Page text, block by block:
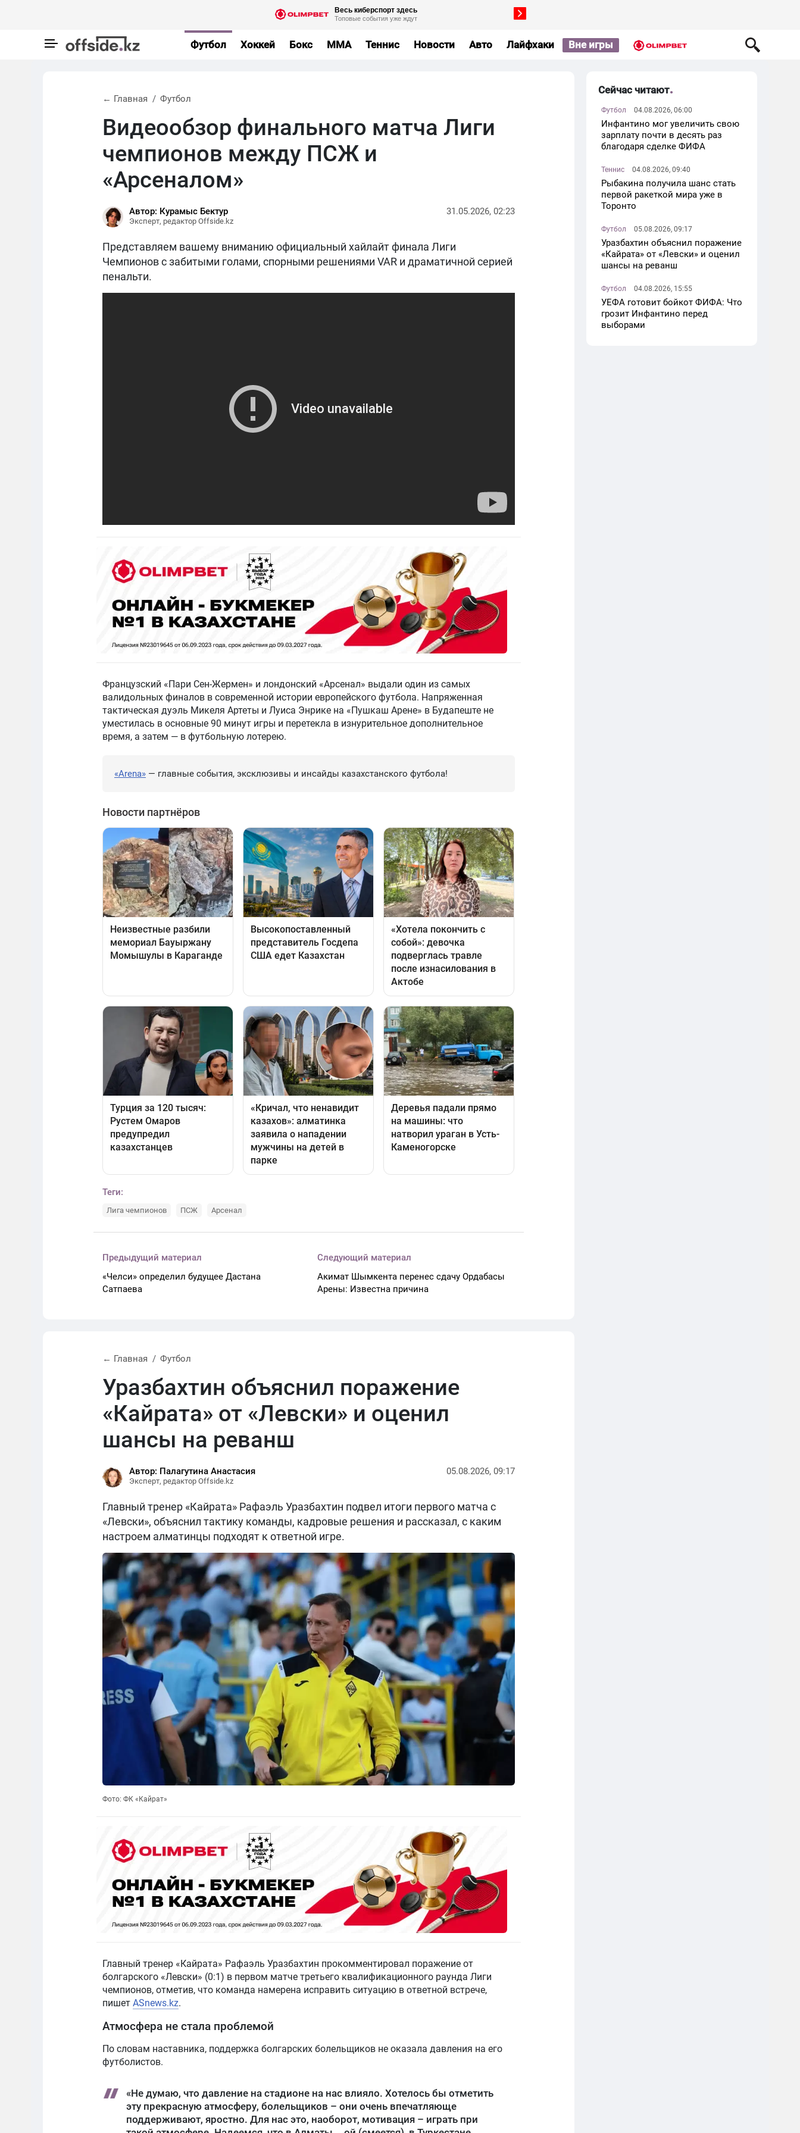
Футбол Хоккей Бокс MMA Теннис Новости Авто Лайфхаки Вне игры
← Главная Футбол
Видеообзор финального матча Лиги
чемпионов между ПСЖ и
«Арсеналом»
Автор: Курамыс Бектур
Эксперт, редактор Offside.kz
31.05.2026, 02:23
Представляем вашему вниманию официальный хайлайт финала Лиги
Чемпионов с забитыми голами, спорными решениями VAR и драматичной серией
пенальти.
Французский «Пари Сен-Жермен» и лондонский «Арсенал» выдали один из самых
валидольных финалов в современной истории европейского футбола. Напряженная
тактическая дуэль Микеля Артеты и Луиса Энрике на «Пушкаш Арене» в Будапеште не
уместилась в основные 90 минут игры и перетекла в изнурительное дополнительное
время, а затем — в футбольную лотерею.
«Arena» — главные события, эксклюзивы и инсайды казахстанского футбола!
Теги:
Лига чемпионов ПСЖ Арсенал
Предыдущий материал
«Челси» определил будущее Дастана
Сатпаева
Следующий материал
Акимат Шымкента перенес сдачу Ордабасы
Арены: Известна причина
← Главная Футбол
Уразбахтин объяснил поражение
«Кайрата» от «Левски» и оценил
шансы на реванш
Автор: Палагутина Анастасия
Эксперт, редактор Offside.kz
05.08.2026, 09:17
Главный тренер «Кайрата» Рафаэль Уразбахтин подвел итоги первого матча с
«Левски», объяснил тактику команды, кадровые решения и рассказал, с каким
настроем алматинцы подходят к ответной игре.
Фото: ФК «Кайрат»
Главный тренер «Кайрата» Рафаэль Уразбахтин прокомментировал поражение от
болгарского «Левски» (0:1) в первом матче третьего квалификационного раунда Лиги
чемпионов, отметив, что команда намерена исправить ситуацию в ответной встрече,
пишет ASnews.kz.
Атмосфера не стала проблемой
По словам наставника, поддержка болгарских болельщиков не оказала давления на его
футболистов.
«Не думаю, что давление на стадионе на нас влияло. Хотелось бы отметить
эту прекрасную атмосферу, болельщиков – они очень впечатляюще
поддерживают, яростно. Для нас это, наоборот, мотивация – играть при
Сейчас читают
Футбол 04.08.2026, 06:00
Инфантино мог увеличить свою
зарплату почти в десять раз
благодаря сделке ФИФА
Теннис 04.08.2026, 09:40
Рыбакина получила шанс стать
первой ракеткой мира уже в
Торонто
Футбол 05.08.2026, 09:17
Уразбахтин объяснил поражение
«Кайрата» от «Левски» и оценил
шансы на реванш
Футбол 04.08.2026, 15:55
УЕФА готовит бойкот ФИФА: Что
грозит Инфантино перед
выборами